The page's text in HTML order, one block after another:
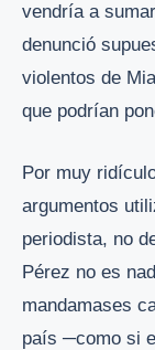
vendría a
denunció
violentos de
que podrían
Por muy
argumentos
periodista, no
Pérez no es
mandamases
país ─como si